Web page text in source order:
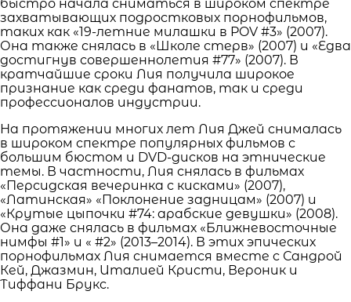
быстро начала сниматься в широком спектре
захватывающих подростковых порнофильмов,
таких как «19-летние милашки в POV #3» (2007).
Она также снялась в «Школе стерв» (2007) и «Едва
достигнув совершеннолетия #77» (2007). В
кратчайшие сроки Лия получила широкое
признание как среди фанатов, так и среди
профессионалов индустрии.
На протяжении многих лет Лия Джей снималась
в широком спектре популярных фильмов с
большим бюстом и DVD-дисков на этнические
темы. В частности, Лия снялась в фильмах
«Персидская вечеринка с кисками» (2007),
«Латинская» «Поклонение задницам» (2007) и
«Крутые цыпочки #74: арабские девушки» (2008).
Она даже снялась в фильмах «Ближневосточные
нимфы #1» и « #2» (2013–2014). В этих эпических
порнофильмах Лия снимается вместе с Сандрой
Кей, Джазмин, Италией Кристи, Вероник и
Тиффани Брукс.